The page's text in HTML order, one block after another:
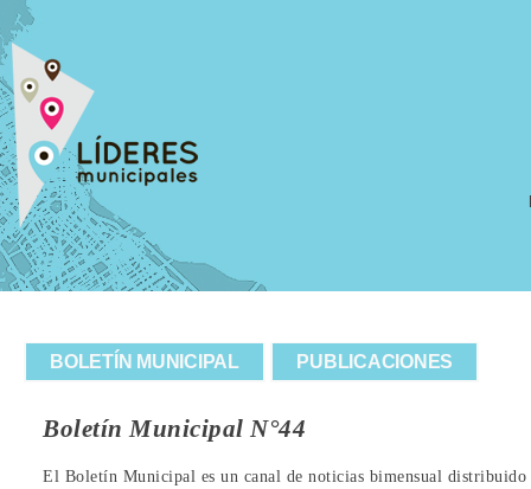
BOLETÍN MUNICIPAL PUBLICACIONES
Boletín Municipal N°44
El Boletín Municipal es un canal de noticias bimensual